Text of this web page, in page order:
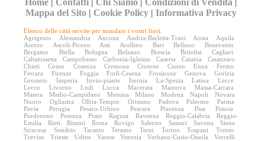
Home | Contatti | Chi Siamo | Condizioni di Vendita |
Mappa del Sito | Cookie Policy |Informativa Privacy
Elenco delle città servite per mandare i vostri fiori:
Agrigento
Alessandria Ancona Andria-Barletta-Trani Aosta
Aquila
Arezzo
Ascoli-Piceno Asti Avellino Bari Belluno
Benevento
Bergamo
Biella Bologna Bolzano Brescia Brindisi
Cagliari
Caltanissetta
Campobasso Carbonia-Iglesias Caserta Catania
Catanzaro
Chieti
Como Cosenza Cremona Crotone Cuneo Enna
Fermo
Ferrara
Firenze Foggia Forlì-Cesena Frosinone Genova
Gorizia
Grosseto
Imperia Invio-piante Isernia La-Spezia Latina
Lecce
Lecco
Livorno Lodi Lucca Macerata Mantova
Massa-Carrara
Matera
Medio-Campidano Messina Milano Modena Napoli
Novara
Nuoro
Ogliastra Olbia-Tempio Oristano Padova Palermo
Parma
Pavia
Perugia Pesaro-Urbino Pescara Piacenza Pisa
Pistoia
Pordenone
Potenza Prato Ragusa Ravenna Reggio-Calabria
Reggio-
Emilia
Rieti Rimini Roma Rovigo Salerno Sassari Savona
Siena
Siracusa
Sondrio Taranto Teramo Terni Torino Trapani
Trento
Treviso
Trieste Udine Varese Venezia Verbano-Cusio-Ossola
Vercelli